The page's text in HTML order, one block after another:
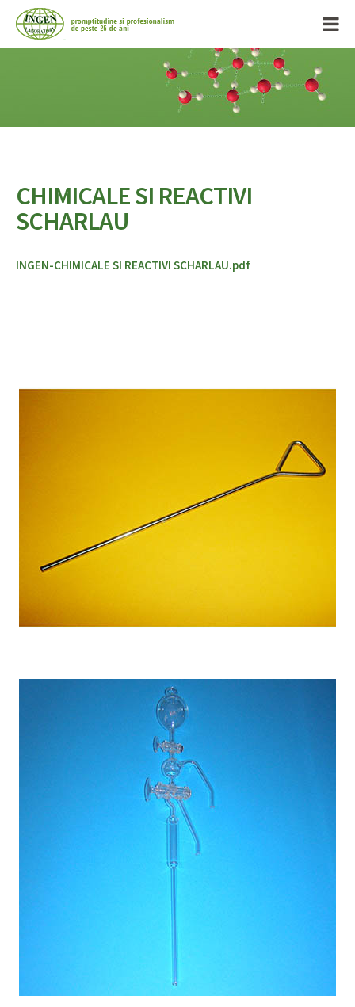
CHIMICALE SI REACTIVI
SCHARLAU
INGEN-CHIMICALE SI REACTIVI SCHARLAU.pdf